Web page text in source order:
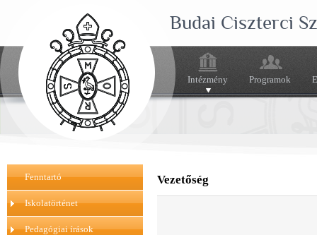
Budai Ciszterci
Intézmény Programok
Fenntartó
Iskolatörténet
Pedagógiai írások
Vezetőség